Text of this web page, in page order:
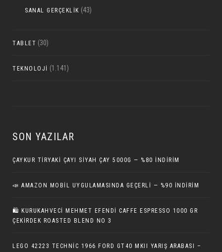
SANAL GERÇEKLIK (43)
TABLET (30)
TEKNOLOJI (1.141)
SON YAZILAR
ÇAYKUR TIRYAKI ÇAYI SIYAH ÇAY 5000G — %80 İNDIRIM
📣 AMAZON MOBIL UYGULAMASINDA GEÇERLI — %90 İNDIRIM
🛍️ KURUKAHVECI MEHMET EFENDI CAFFE ESPRESSO 1000 GR
ÇEKIRDEK ROASTED BLEND NO 3
LEGO 42223 TECHNIC 1966 FORD GT40 MKII YARIŞ ARABASI –